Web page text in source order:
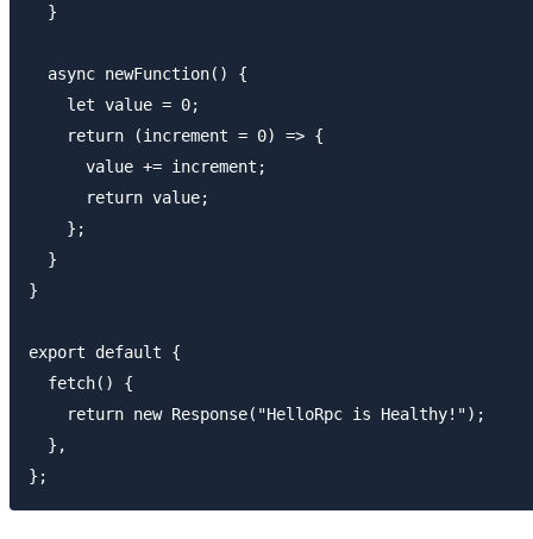
  }
  async newFunction() {
    let value = 0;
    return (increment = 0) => {
      value += increment;
      return value;
    };
  }
}
export default {
  fetch() {
    return new Response("HelloRpc is Healthy!");
  },